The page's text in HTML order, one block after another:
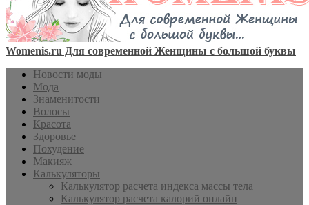
Womenis.ru Для современной Женщины с большой буквы
Новости моды
Мода
Знаменитости
Волосы
Красота
Здоровье
Похудение
Макияж
Калькуляторы
Калькулятор расчета индекса массы тела
Калькулятор расчета калорий онлайн